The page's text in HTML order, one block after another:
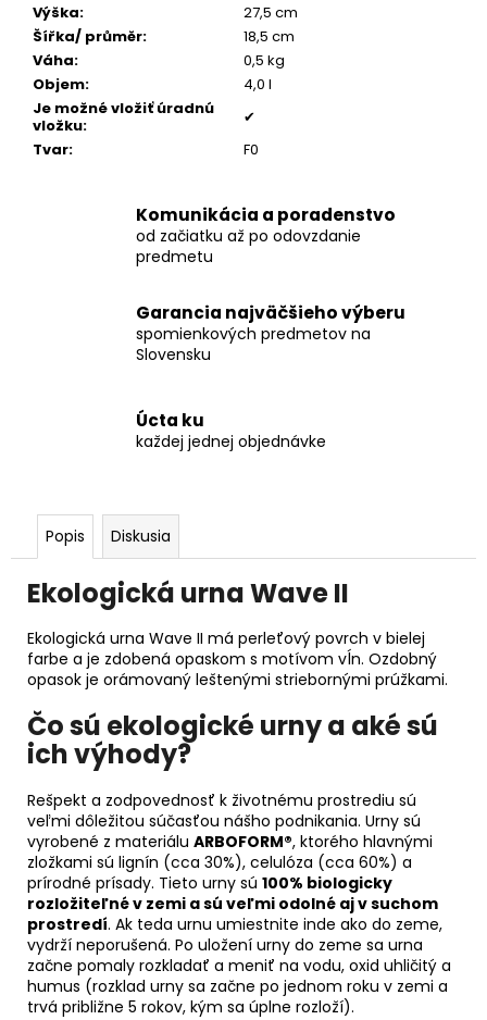
Výška:
27,5 cm
Šířka/ průměr:
18,5 cm
Váha:
0,5 kg
Objem:
4,0 l
Je možné vložiť úradnú
vložku:
✔
Tvar: F0
Komunikácia a poradenstvo
od začiatku až po odovzdanie
predmetu
Garancia najväčšieho výberu
spomienkových predmetov na
Slovensku
Úcta ku
každej jednej objednávke
Popis Diskusia
Ekologická urna Wave II
Ekologická urna Wave II má perleťový povrch v bielej
farbe a je zdobená opaskom s motívom vĺn. Ozdobný
opasok je orámovaný leštenými striebornými prúžkami.
Čo sú ekologické urny a aké sú
ich výhody?
Rešpekt a zodpovednosť k životnému prostrediu sú
veľmi dôležitou súčasťou nášho podnikania. Urny sú
vyrobené z materiálu ARBOFORM®, ktorého hlavnými
zložkami sú lignín (cca 30%), celulóza (cca 60%) a
prírodné prísady. Tieto urny sú 100% biologicky
rozložiteľné v zemi a sú veľmi odolné aj v suchom
prostredí. Ak teda urnu umiestnite inde ako do zeme,
vydrží neporušená. Po uložení urny do zeme sa urna
začne pomaly rozkladať a meniť na vodu, oxid uhličitý a
humus (rozklad urny sa začne po jednom roku v zemi a
trvá približne 5 rokov, kým sa úplne rozloží).
POZLÁTENÝ
PRSTEŇ
MODRÝ
ACHÁT
€160